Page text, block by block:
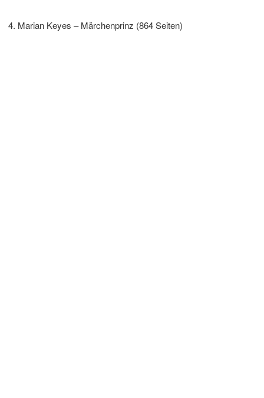
Marian Keyes – Märchenprinz (864 Seiten)